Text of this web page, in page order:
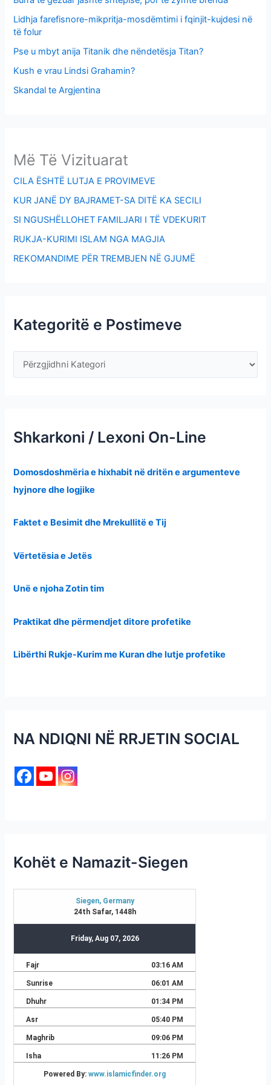
Lidhja farefisnore-mikpritja-mosdëmtimi i fqinjit-kujdesi në
të folur
Pse u mbyt anija Titanik dhe nëndetësja Titan?
Kush e vrau Lindsi Grahamin?
Skandal te Argjentina
Më Të Vizituarat
CILA ËSHTË LUTJA E PROVIMEVE
KUR JANË DY BAJRAMET-SA DITË KA SECILI
SI NGUSHËLLOHET FAMILJARI I TË VDEKURIT
RUKJA-KURIMI ISLAM NGA MAGJIA
REKOMANDIME PËR TREMBJEN NË GJUMË
Kategoritë e Postimeve
Shkarkoni / Lexoni On-Line
Domosdoshmëria e hixhabit në dritën e argumenteve
hyjnore dhe logjike
Faktet e Besimit dhe Mrekullitë e Tij
Vërtetësia e Jetës
Unë e njoha Zotin tim
Praktikat dhe përmendjet ditore profetike
Libërthi Rukje-Kurim me Kuran dhe lutje profetike
NA NDIQNI NË RRJETIN SOCIAL
Kohët e Namazit-Siegen